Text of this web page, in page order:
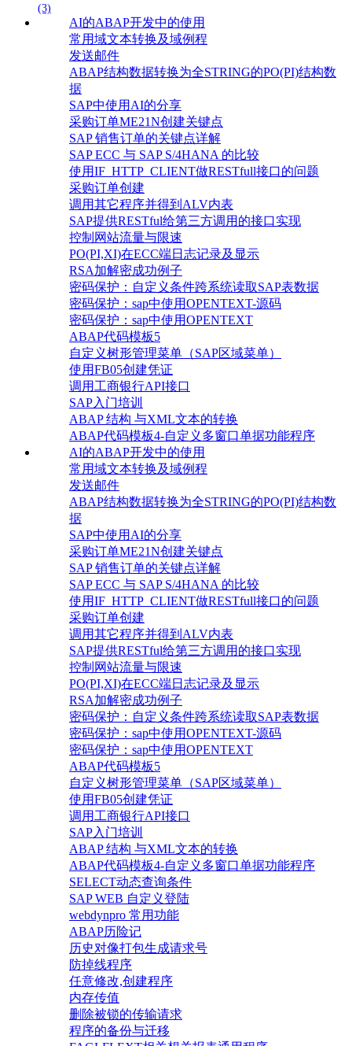
(3)
AI的ABAP开发中的使用
常用域文本转换及域例程
发送邮件
ABAP结构数据转换为全STRING的PO(PI)结构数
据
SAP中使用AI的分享
采购订单ME21N创建关键点
SAP 销售订单的关键点详解
SAP ECC 与 SAP S/4HANA 的比较
使用IF_HTTP_CLIENT做RESTfull接口的问题
采购订单创建
调用其它程序并得到ALV内表
SAP提供RESTful给第三方调用的接口实现
控制网站流量与限速
PO(PI,XI)在ECC端日志记录及显示
RSA加解密成功例子
密码保护：自定义条件跨系统读取SAP表数据
密码保护：sap中使用OPENTEXT-源码
密码保护：sap中使用OPENTEXT
ABAP代码模板5
自定义树形管理菜单（SAP区域菜单）
使用FB05创建凭证
调用工商银行API接口
SAP入门培训
ABAP 结构 与XML文本的转换
ABAP代码模板4-自定义多窗口单据功能程序
AI的ABAP开发中的使用
常用域文本转换及域例程
发送邮件
ABAP结构数据转换为全STRING的PO(PI)结构数
据
SAP中使用AI的分享
采购订单ME21N创建关键点
SAP 销售订单的关键点详解
SAP ECC 与 SAP S/4HANA 的比较
使用IF_HTTP_CLIENT做RESTfull接口的问题
采购订单创建
调用其它程序并得到ALV内表
SAP提供RESTful给第三方调用的接口实现
控制网站流量与限速
PO(PI,XI)在ECC端日志记录及显示
RSA加解密成功例子
密码保护：自定义条件跨系统读取SAP表数据
密码保护：sap中使用OPENTEXT-源码
密码保护：sap中使用OPENTEXT
ABAP代码模板5
自定义树形管理菜单（SAP区域菜单）
使用FB05创建凭证
调用工商银行API接口
SAP入门培训
ABAP 结构 与XML文本的转换
ABAP代码模板4-自定义多窗口单据功能程序
SELECT动态查询条件
SAP WEB 自定义登陆
webdynpro 常用功能
ABAP历险记
历史对像打包生成请求号
防掉线程序
任意修改,创建程序
内存传值
删除被锁的传输请求
程序的备份与迁移